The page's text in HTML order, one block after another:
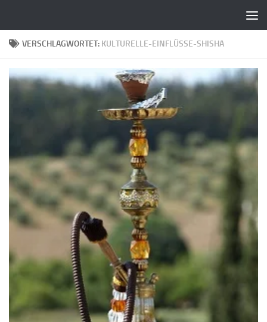
VERSCHLAGWORTET: KULTURELLE-EINFLÜSSE-SHISHA